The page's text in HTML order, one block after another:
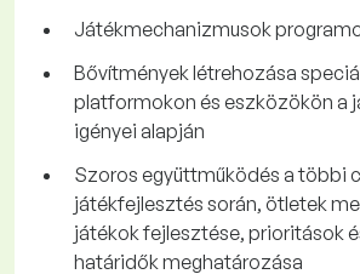
Játékmechanizmusok
Bővítmények létrehozása
platformokon és eszközökön a
igényei alapján
Szoros együttműködés a többi
játékfejlesztés során, ötletek
játékok fejlesztése, prioritások
határidők meghatározása